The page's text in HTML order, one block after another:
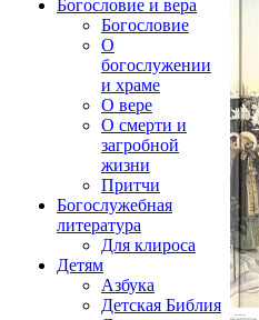
Богословие и вера
Богословие
О
богослужении
и храме
О вере
О смерти и
загробной
жизни
Притчи
Богослужебная
литература
Для клироса
Детям
Азбука
Детская Библия